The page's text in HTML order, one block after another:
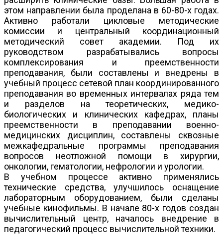
этом направлении была проделана в 60-80-х годах.
Активно работали цикловые методические
комиссии и центральный координационный
методический совет академии. Под их
руководством разрабатывались вопросы
комплексирования и преемственности
преподавания, были составлены и внедрены в
учебный процесс сетевой план координированного
преподавания во временных интервалах ряда тем
и разделов на теоретических, медико-
биологических и клинических кафедрах, планы
преемственности в преподавании военно-
медицинских дисциплин, составлены сквозные
межкафедральные программы преподавания
вопросов неотложной помощи в хирургии,
онкологии, гематологии, нефрологии и урологии.
В учебном процессе активно применялись
технические средства, улучшилось оснащение
лабораторным оборудованием, были сделаны
учебные кинофильмы. В начале 80-х годов создан
вычислительный центр, началось внедрение в
педагогический процесс вычислительной техники.